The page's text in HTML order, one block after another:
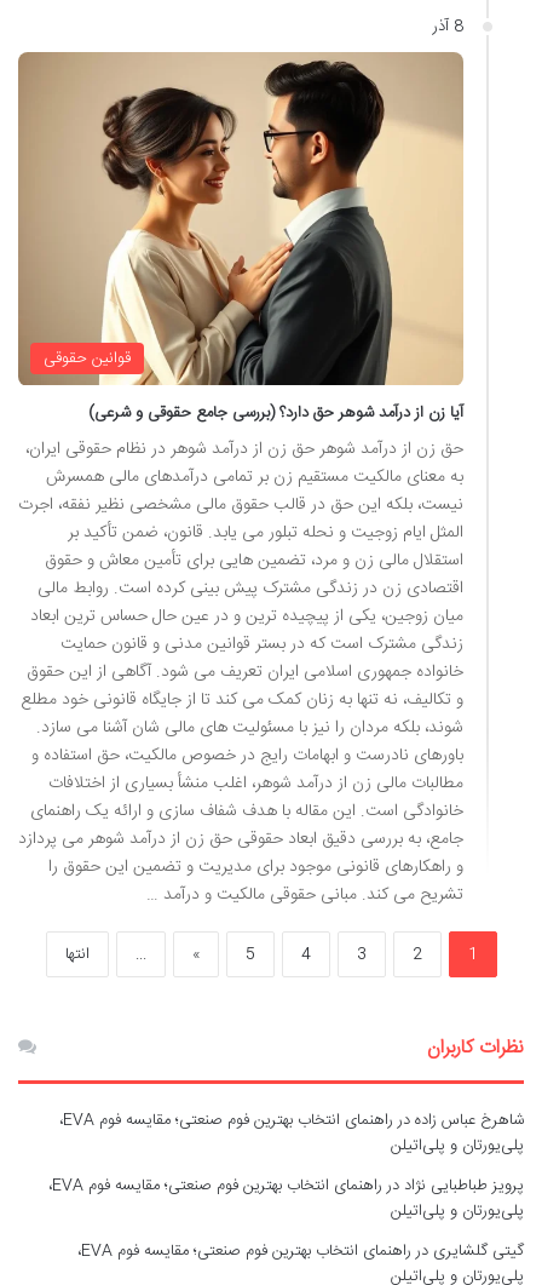
8 آذر
قوانین حقوقی
آیا زن از درآمد شوهر حق دارد؟ (بررسی جامع حقوقی و شرعی)
حق زن از درآمد شوهر حق زن از درآمد شوهر در نظام حقوقی ایران،
به معنای مالکیت مستقیم زن بر تمامی درآمدهای مالی همسرش
نیست، بلکه این حق در قالب حقوق مالی مشخصی نظیر نفقه، اجرت
المثل ایام زوجیت و نحله تبلور می یابد. قانون، ضمن تأکید بر
استقلال مالی زن و مرد، تضمین هایی برای تأمین معاش و حقوق
اقتصادی زن در زندگی مشترک پیش بینی کرده است. روابط مالی
میان زوجین، یکی از پیچیده ترین و در عین حال حساس ترین ابعاد
زندگی مشترک است که در بستر قوانین مدنی و قانون حمایت
خانواده جمهوری اسلامی ایران تعریف می شود. آگاهی از این حقوق
و تکالیف، نه تنها به زنان کمک می کند تا از جایگاه قانونی خود مطلع
شوند، بلکه مردان را نیز با مسئولیت های مالی شان آشنا می سازد.
باورهای نادرست و ابهامات رایج در خصوص مالکیت، حق استفاده و
مطالبات مالی زن از درآمد شوهر، اغلب منشأ بسیاری از اختلافات
خانوادگی است. این مقاله با هدف شفاف سازی و ارائه یک راهنمای
جامع، به بررسی دقیق ابعاد حقوقی حق زن از درآمد شوهر می پردازد
و راهکارهای قانونی موجود برای مدیریت و تضمین این حقوق را
تشریح می کند. مبانی حقوقی مالکیت و درآمد …
1
2
3
4
5
»
... انتها
نظرات کاربران
شاهرخ عباس زادهدر
راهنمای انتخاب بهترین فوم صنعتی؛ مقایسه فوم EVA،
پلی‌یورتان و پلی‌اتیلن
پرویز طباطبایی نژاد در
راهنمای انتخاب بهترین فوم صنعتی؛ مقایسه فوم EVA،
پلی‌یورتان و پلی‌اتیلن
گیتی گلشایری در
راهنمای انتخاب بهترین فوم صنعتی؛ مقایسه فوم EVA،
پلی‌یورتان و پلی‌اتیلن